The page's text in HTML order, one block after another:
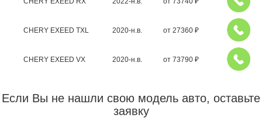
CHERY EXEED TXL 2020-н.в. от 27360 ₽
CHERY EXEED VX 2020-н.в. от 73790 ₽
Если Вы не нашли свою модель авто, оставьте
заявку